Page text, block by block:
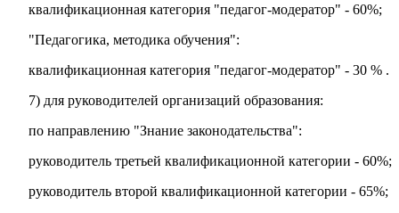
квалификационная категория "педагог-модератор" - 60%;
"Педагогика, методика обучения":
квалификационная категория "педагог-модератор" - 30 % .
7) для руководителей организаций образования:
по направлению "Знание законодательства":
руководитель третьей квалификационной категории - 60%;
руководитель второй квалификационной категории - 65%;